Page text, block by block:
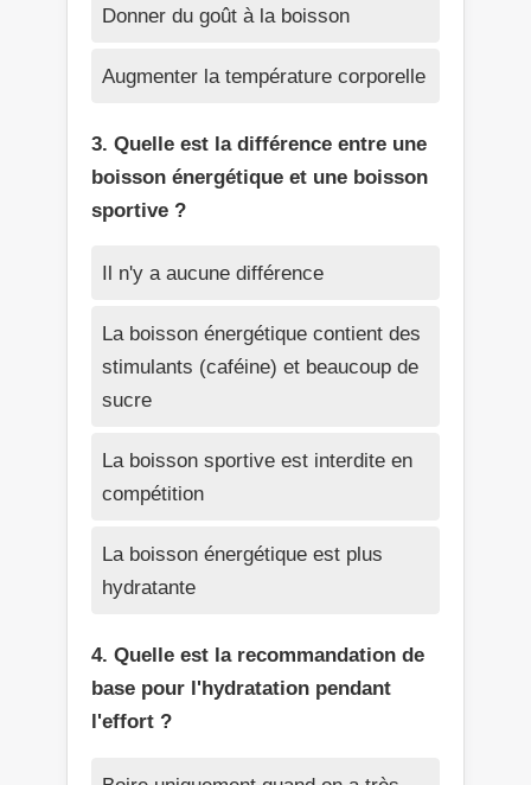
Donner du goût à la boisson
Augmenter la température corporelle
3. Quelle est la différence entre une
boisson énergétique et une boisson
sportive ?
Il n'y a aucune différence
La boisson énergétique contient des
stimulants (caféine) et beaucoup de
sucre
La boisson sportive est interdite en
compétition
La boisson énergétique est plus
hydratante
4. Quelle est la recommandation de
base pour l'hydratation pendant
l'effort ?